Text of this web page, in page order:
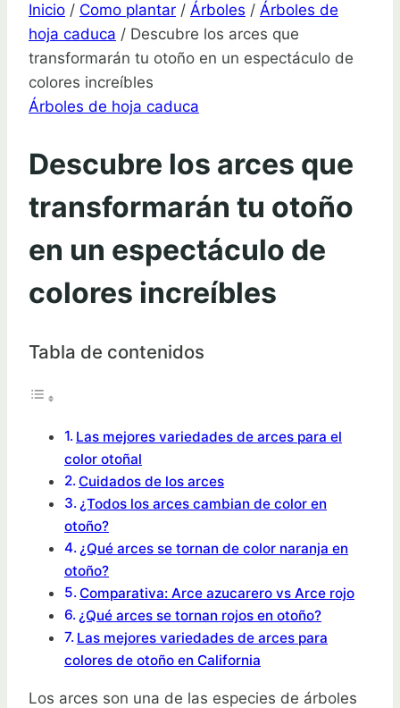
Inicio / Como plantar / Árboles / Árboles de
hoja caduca / Descubre los arces que
transformarán tu otoño en un espectáculo de
colores increíbles
Árboles de hoja caduca
Descubre los arces que
transformarán tu otoño
en un espectáculo de
colores increíbles
Tabla de contenidos
Las mejores variedades de arces para el
color otoñal
Cuidados de los arces
¿Todos los arces cambian de color en
otoño?
¿Qué arces se tornan de color naranja en
otoño?
Comparativa: Arce azucarero vs Arce rojo
¿Qué arces se tornan rojos en otoño?
Las mejores variedades de arces para
colores de otoño en California
Los arces son una de las especies de árboles